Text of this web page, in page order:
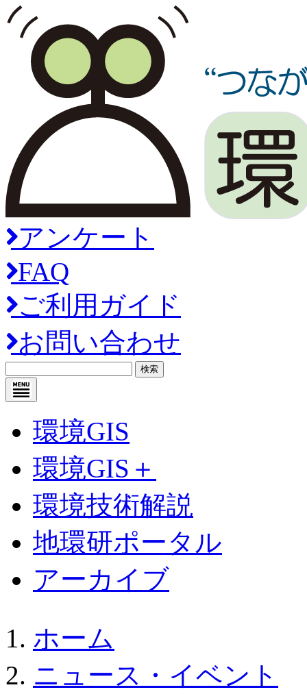
アンケート
FAQ
ご利用ガイド
お問い合わせ
検索
環境GIS
環境GIS＋
環境技術解説
地環研ポータル
アーカイブ
ホーム
ニュース・イベント